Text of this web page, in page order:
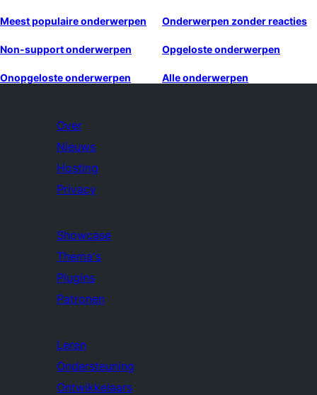
Meest populaire onderwerpen Onderwerpen zonder reacties
Non-support onderwerpen Opgeloste onderwerpen
Onopgeloste onderwerpen Alle onderwerpen
Over
Nieuws
Hosting
Privacy
Showcase
Thema's
Plugins
Patronen
Leren
Ondersteuning
Ontwikkelaars